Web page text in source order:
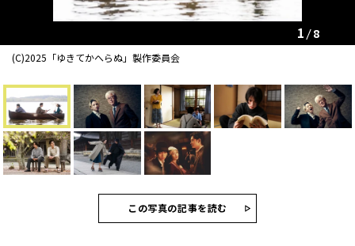
(C)2025「ゆきてかへらぬ」製作委員会
1 8
この写真の記事を読む